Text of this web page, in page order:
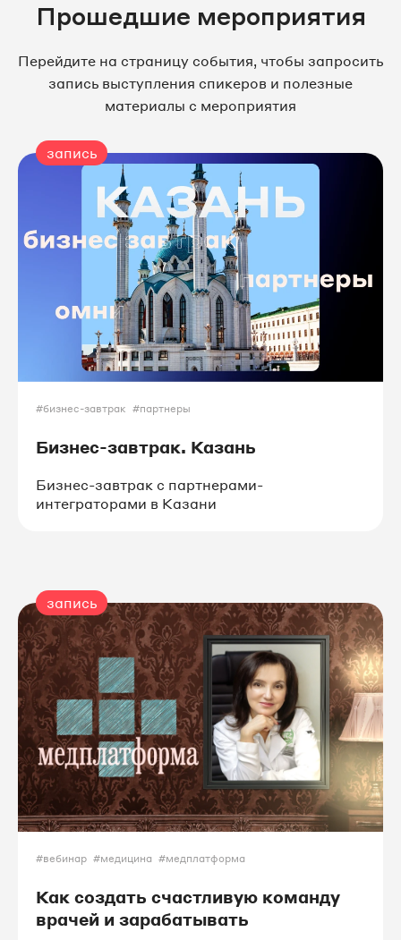
Прошедшие мероприятия
Перейдите на страницу события, чтобы запросить
запись выступления спикеров и полезные
материалы с мероприятия
запись
#бизнес-завтрак #партнеры
Бизнес-завтрак. Казань
Бизнес-завтрак с партнерами-
интеграторами в Казани
запись
#вебинар #медицина #медплатформа
Как создать счастливую команду
врачей и зарабатывать